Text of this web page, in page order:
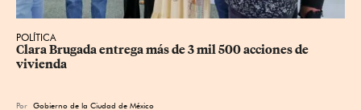
POLÍTICA
Clara Brugada entrega más de 3 mil 500 acciones de
vivienda
Por Gobierno de la Ciudad de México